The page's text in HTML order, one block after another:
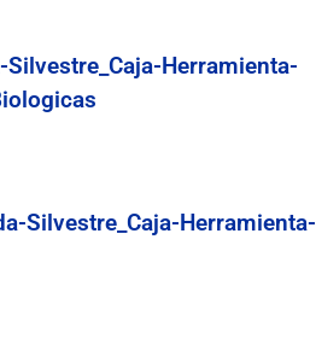
Herramienta-
Silvestre_Caja-Herramienta-